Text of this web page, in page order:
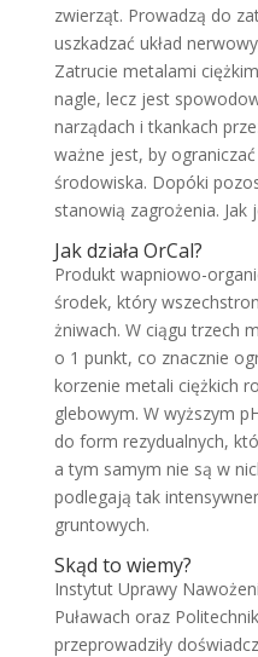
zwierząt. Prowadzą do
uszkadzać układ
Zatrucie metalami
nagle, lecz jest
narządach i tkankach
ważne jest, by
środowiska. Dopóki
stanowią zagrożenia. Jak
Jak działa OrCal?
Produkt wapniowo-
środek, który
żniwach. W ciągu trzech
o 1 punkt, co znacznie
korzenie metali ciężkich
glebowym. W wyższym
do form rezydualnych,
a tym samym nie są w
podlegają tak
gruntowych.
Skąd to wiemy?
Instytut Uprawy
Puławach oraz
przeprowadziły